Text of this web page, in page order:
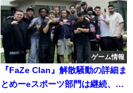
ゲーム情報
『FaZe Clan』解散騒動の詳細ま
とめーeスポーツ部門は継続、ク